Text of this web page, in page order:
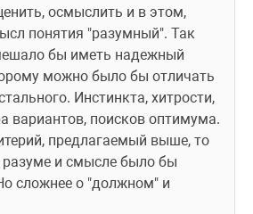
осмыслить и в этом,
понятия "разумный". Так
бы иметь надежный
можно было бы отличать
Инстинкта, хитрости,
вариантов, поисков оптимума.
предлагаемый выше, то
разуме и смысле было бы
сложнее о "должном" и